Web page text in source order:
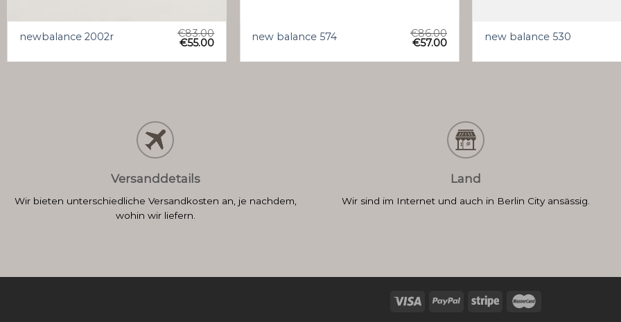
newbalance 2002r €83.00
€55.00 new balance 574 €86.00
€57.00 new balance 530
Versanddetails
Wir bieten unterschiedliche Versandkosten an, je nachdem,
wohin wir liefern.
Land
Wir sind im Internet und auch in Berlin City ansässig.